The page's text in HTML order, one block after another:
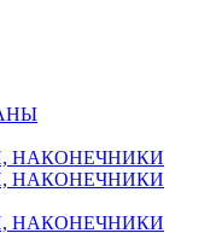
НАКОНЕЧНИКИ
НАКОНЕЧНИКИ
НАКОНЕЧНИКИ